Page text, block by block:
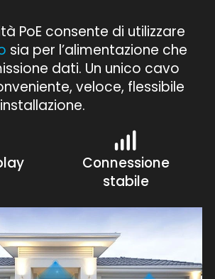
PoE consente di utilizzare
sia per l’alimentazione che
dati. Un unico cavo
veloce, flessibile
Connessione
stabile